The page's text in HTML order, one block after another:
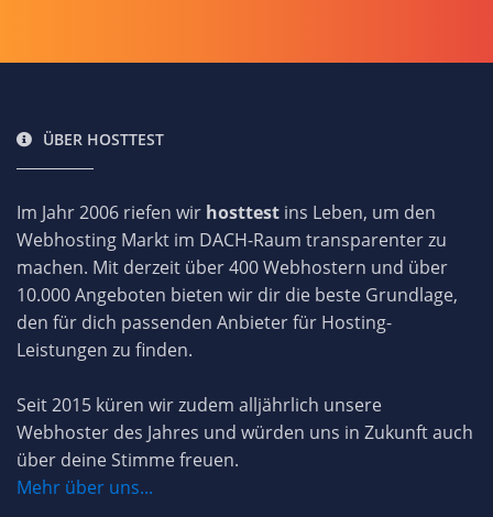
ÜBER HOSTTEST
Im Jahr 2006 riefen wir hosttest ins Leben, um den
Webhosting Markt im DACH-Raum transparenter zu
machen. Mit derzeit über 400 Webhostern und über
10.000 Angeboten bieten wir dir die beste Grundlage,
den für dich passenden Anbieter für Hosting-
Leistungen zu finden.
Seit 2015 küren wir zudem alljährlich unsere
Webhoster des Jahres und würden uns in Zukunft auch
über deine Stimme freuen.
Mehr über uns...